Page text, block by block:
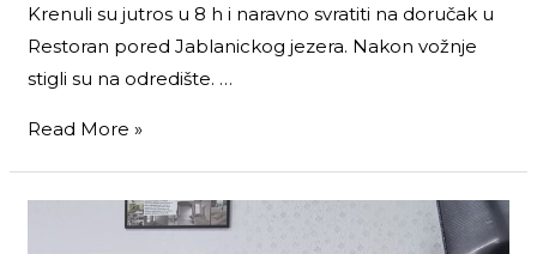
Krenuli su jutros u 8 h i naravno svratiti na doručak u
Restoran pored Jablanickog jezera. Nakon vožnje
stigli su na odredište. …
Read More »